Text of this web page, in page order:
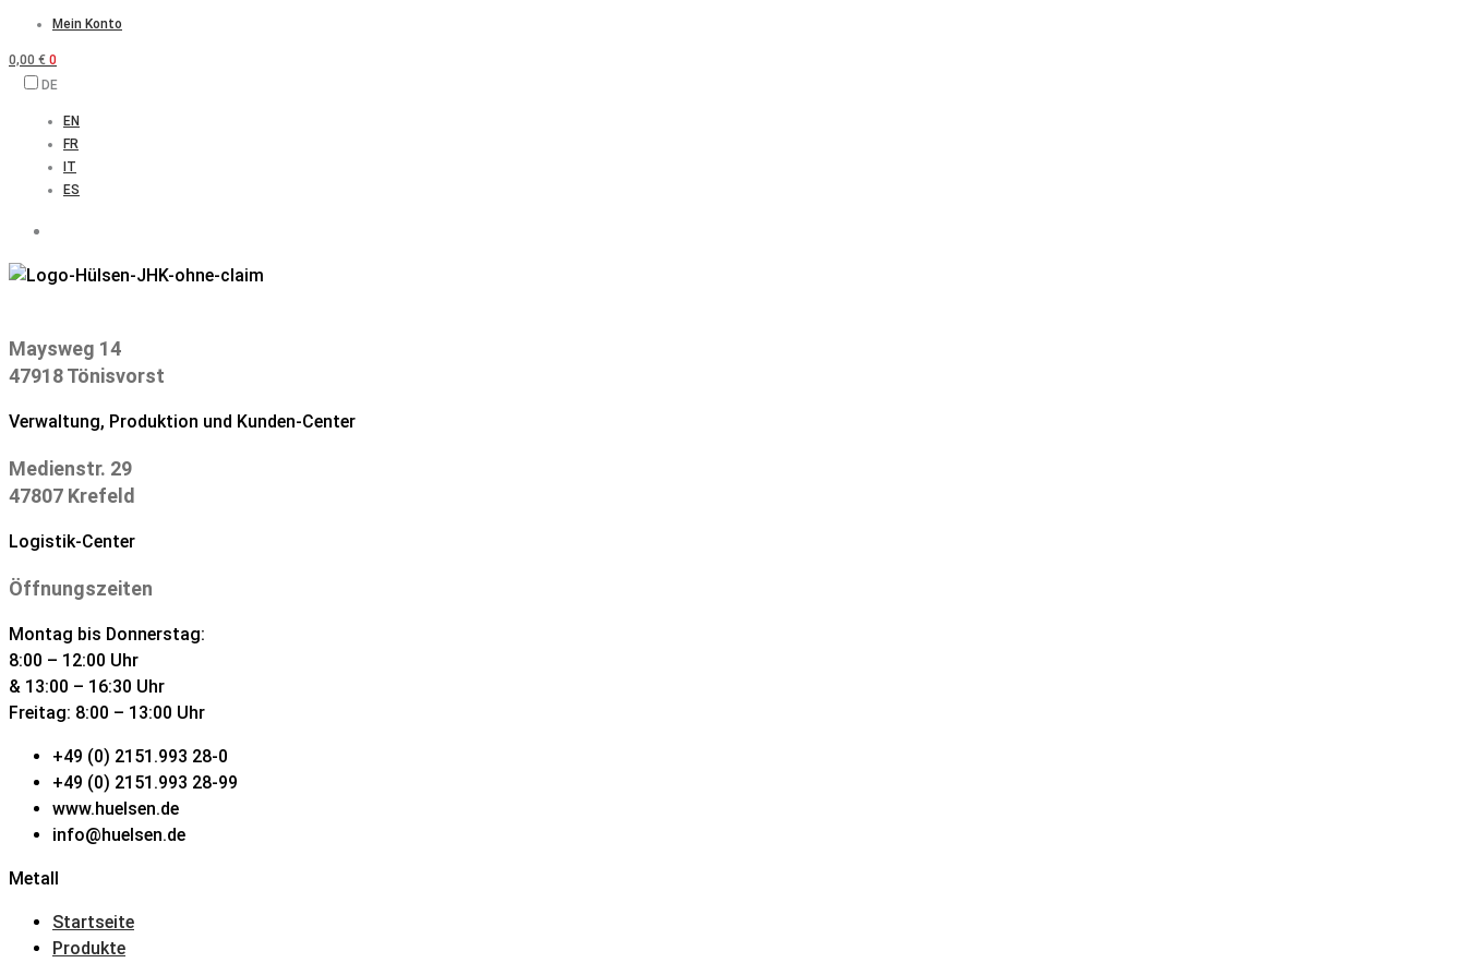
Zum
Inhalt
springen
Mein Konto
0,00 € 0
DE
EN
FR
IT
ES
Maysweg 14
47918 Tönisvorst
Verwaltung, Produktion und Kunden-Center
Medienstr. 29
47807 Krefeld
Logistik-Center
Öffnungszeiten
Montag bis Donnerstag:
8:00 – 12:00 Uhr
& 13:00 – 16:30 Uhr
Freitag: 8:00 – 13:00 Uhr
+49 (0) 2151.993 28-0
+49 (0) 2151.993 28-99
www.huelsen.de
info@huelsen.de
Metall
Startseite
Produkte